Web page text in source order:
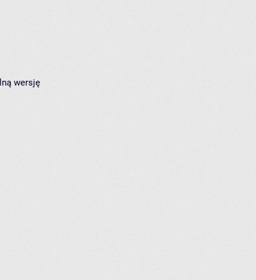
wersję